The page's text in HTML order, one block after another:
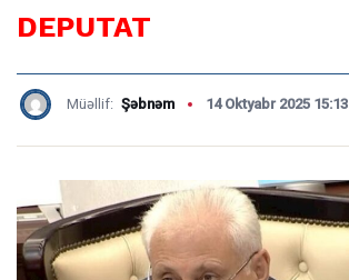
DEPUTAT
Müəllif: Şəbnəm 14 Oktyabr 2025 15:13